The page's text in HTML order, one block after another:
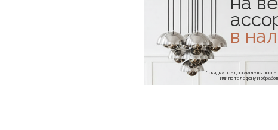
в
* скидка предоставляется
или по телефону и